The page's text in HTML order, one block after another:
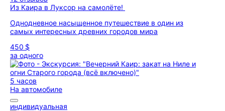
Из Каира в Луксор на самолёте!
Однодневное насыщенное путешествие в один из
самых интересных древних городов мира
450 $
за одного
5 часов
На автомобиле
индивидуальная